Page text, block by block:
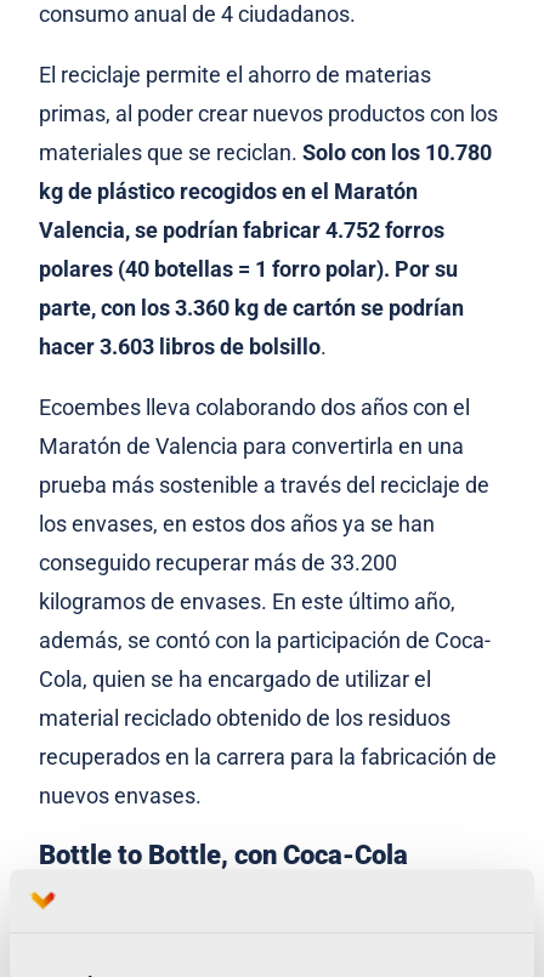
consumo anual de 4 ciudadanos.
El reciclaje permite el ahorro de materias
primas, al poder crear nuevos productos con los
materiales que se reciclan.Solo con los 10.780
kg de plástico recogidos en el Maratón
Valencia, se podrían fabricar 4.752 forros
polares (40 botellas = 1 forro polar). Por su
parte, con los 3.360 kg de cartón se podrían
hacer 3.603 libros de bolsillo.
Ecoembes lleva colaborando dos años con el
Maratón de Valencia para convertirla en una
prueba más sostenible a través del reciclaje de
los envases, en estos dos años ya se han
conseguido recuperar más de 33.200
kilogramos de envases. En este último año,
además, se contó con la participación de Coca-
Cola, quien se ha encargado de utilizar el
material reciclado obtenido de los residuos
recuperados en la carrera para la fabricación de
nuevos envases.
Bottle to Bottle, con Coca-Cola
Todos estos residuos recogidos por Ecoembes